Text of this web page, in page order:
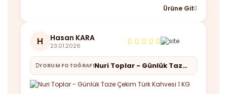
Ürüne Git
H Hasan KARA
23.01.2026
YORUM FOTOĞRAFI Nuri Toplar - Günlük Taze Çekim Türk Kahvesi 1 KG